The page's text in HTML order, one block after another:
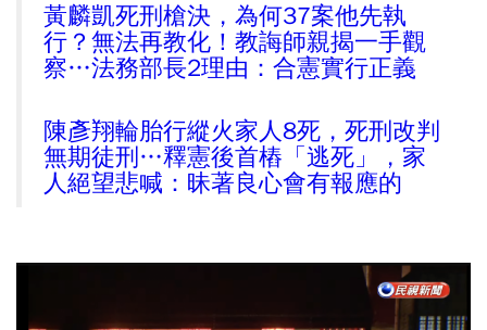
黃麟凱死刑槍決，為何37案他先執
行？無法再教化！教誨師親揭一手觀
察…法務部長2理由：合憲實行正義
陳彥翔輪胎行縱火家人8死，死刑改判
無期徒刑…釋憲後首樁「逃死」，家
人絕望悲喊：昧著良心會有報應的